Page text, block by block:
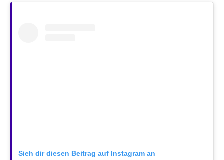
Sieh dir diesen Beitrag auf Instagram an